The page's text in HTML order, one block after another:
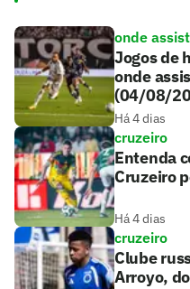
onde
Jogos de
onde
(04/08/
Há 4 dias
cruzeiro
Entenda
Cruzeiro
Há 4 dias
cruzeiro
Clube
Arroyo,